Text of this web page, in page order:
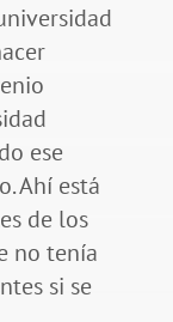
ese
Ahí está
de los
no tenía
si se